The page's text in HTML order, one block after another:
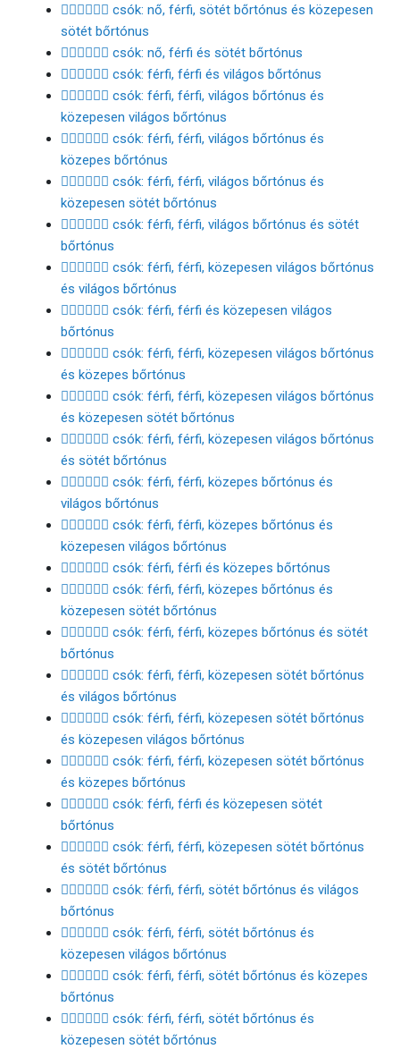
👩🏿‍❤️‍💋‍👨🏾 csók: nő, férfi, sötét bőrtónus és közepesen
sötét bőrtónus
👩🏿‍❤️‍💋‍👨🏿 csók: nő, férfi és sötét bőrtónus
👨🏻‍❤️‍💋‍👨🏻 csók: férfi, férfi és világos bőrtónus
👨🏻‍❤️‍💋‍👨🏼 csók: férfi, férfi, világos bőrtónus és
közepesen világos bőrtónus
👨🏻‍❤️‍💋‍👨🏽 csók: férfi, férfi, világos bőrtónus és
közepes bőrtónus
👨🏻‍❤️‍💋‍👨🏾 csók: férfi, férfi, világos bőrtónus és
közepesen sötét bőrtónus
👨🏻‍❤️‍💋‍👨🏿 csók: férfi, férfi, világos bőrtónus és sötét
bőrtónus
👨🏼‍❤️‍💋‍👨🏻 csók: férfi, férfi, közepesen világos bőrtónus
és világos bőrtónus
👨🏼‍❤️‍💋‍👨🏼 csók: férfi, férfi és közepesen világos
bőrtónus
👨🏼‍❤️‍💋‍👨🏽 csók: férfi, férfi, közepesen világos bőrtónus
és közepes bőrtónus
👨🏼‍❤️‍💋‍👨🏾 csók: férfi, férfi, közepesen világos bőrtónus
és közepesen sötét bőrtónus
👨🏼‍❤️‍💋‍👨🏿 csók: férfi, férfi, közepesen világos bőrtónus
és sötét bőrtónus
👨🏽‍❤️‍💋‍👨🏻 csók: férfi, férfi, közepes bőrtónus és
világos bőrtónus
👨🏽‍❤️‍💋‍👨🏼 csók: férfi, férfi, közepes bőrtónus és
közepesen világos bőrtónus
👨🏽‍❤️‍💋‍👨🏽 csók: férfi, férfi és közepes bőrtónus
👨🏽‍❤️‍💋‍👨🏾 csók: férfi, férfi, közepes bőrtónus és
közepesen sötét bőrtónus
👨🏽‍❤️‍💋‍👨🏿 csók: férfi, férfi, közepes bőrtónus és sötét
bőrtónus
👨🏾‍❤️‍💋‍👨🏻 csók: férfi, férfi, közepesen sötét bőrtónus
és világos bőrtónus
👨🏾‍❤️‍💋‍👨🏼 csók: férfi, férfi, közepesen sötét bőrtónus
és közepesen világos bőrtónus
👨🏾‍❤️‍💋‍👨🏽 csók: férfi, férfi, közepesen sötét bőrtónus
és közepes bőrtónus
👨🏾‍❤️‍💋‍👨🏾 csók: férfi, férfi és közepesen sötét
bőrtónus
👨🏾‍❤️‍💋‍👨🏿 csók: férfi, férfi, közepesen sötét bőrtónus
és sötét bőrtónus
👨🏿‍❤️‍💋‍👨🏻 csók: férfi, férfi, sötét bőrtónus és világos
bőrtónus
👨🏿‍❤️‍💋‍👨🏼 csók: férfi, férfi, sötét bőrtónus és
közepesen világos bőrtónus
👨🏿‍❤️‍💋‍👨🏽 csók: férfi, férfi, sötét bőrtónus és közepes
bőrtónus
👨🏿‍❤️‍💋‍👨🏾 csók: férfi, férfi, sötét bőrtónus és
közepesen sötét bőrtónus